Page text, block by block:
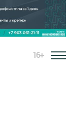
16+